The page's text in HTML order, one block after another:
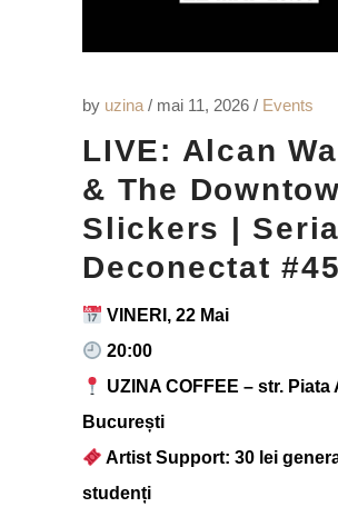
by uzina mai 11, 2026 Events
LIVE: Alcan
& The
Slickers | Seria
Deconectat
VINERI, 22 Mai
20:00
UZINA COFFEE – str. Piata
București
Artist Support: 30 lei
studenți